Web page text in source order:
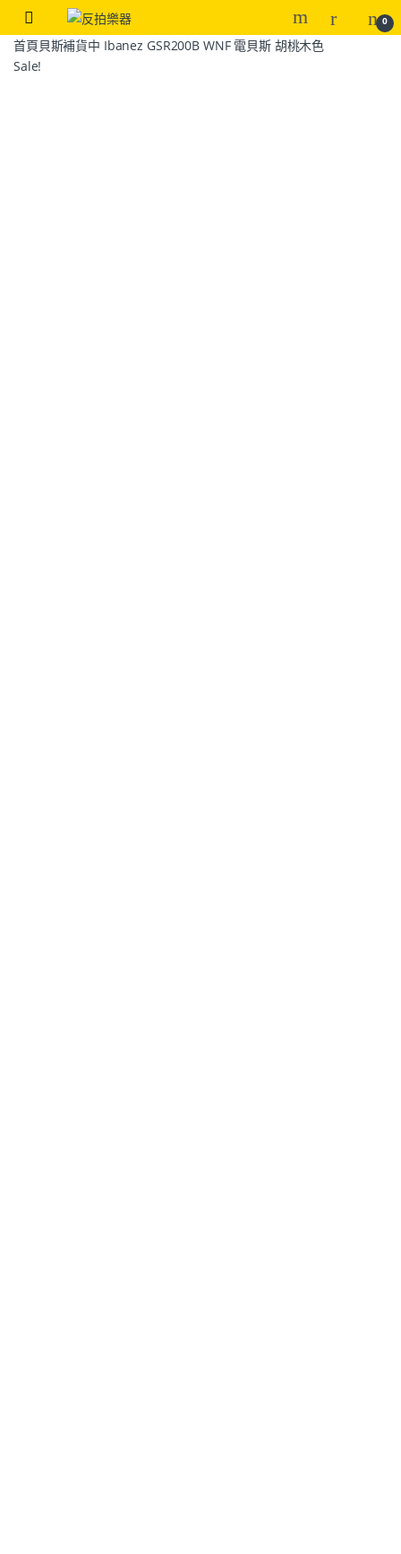
0
首頁貝斯補貨中 Ibanez GSR200B WNF 電貝斯 胡桃木色
Sale!